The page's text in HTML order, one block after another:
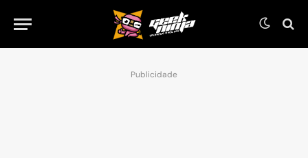
Publicidade